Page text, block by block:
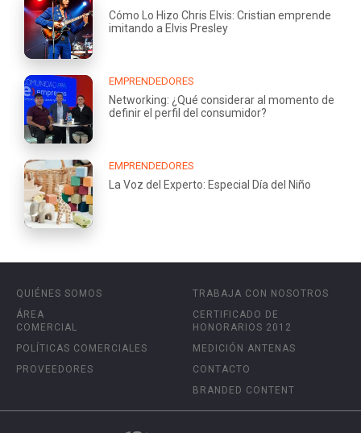
Cómo Lo Hizo Chris Elvis: Cristian emprende
imitando a Elvis Presley
EMPRENDEDORES
Networking: ¿Qué considerar al momento de
definir el perfil del consumidor?
EMPRENDEDORES
La Voz del Experto: Especial Día del Niño
QUIÉNES SOMOS
ÁREA
COMERCIAL
POLÍTICAS COMERCIALES
PROVEEDORES
TRABAJA CON NOSOTROS
CERTIFICADO DE
HONORARIOS 2012
MEDICIÓN ANTENAS
CONTACTO
BRANDED CONTENT